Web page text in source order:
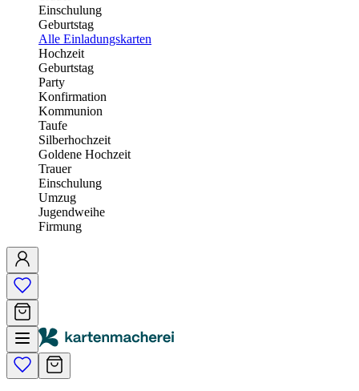
Einschulung
Geburtstag
Alle Einladungskarten
Hochzeit
Geburtstag
Party
Konfirmation
Kommunion
Taufe
Silberhochzeit
Goldene Hochzeit
Trauer
Einschulung
Umzug
Jugendweihe
Firmung